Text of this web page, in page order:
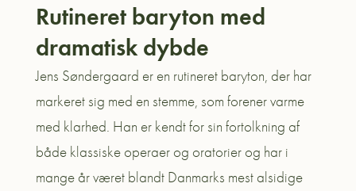
Rutineret baryton med
dramatisk dybde
Jens Søndergaard er en rutineret baryton, der har
markeret sig med en stemme, som forener varme
med klarhed. Han er kendt for sin fortolkning af
både klassiske operaer og oratorier og har i
mange år været blandt Danmarks mest alsidige